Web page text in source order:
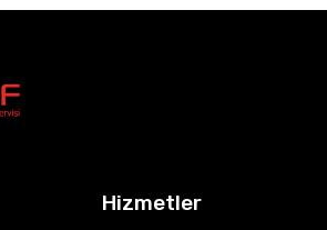
Hizmetler